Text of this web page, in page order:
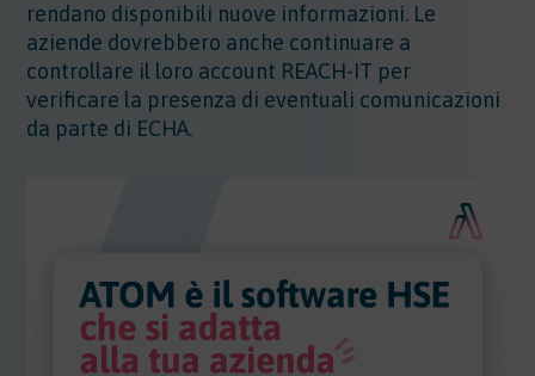
rendano disponibili nuove informazioni. Le
aziende dovrebbero anche continuare a
controllare il loro account REACH-IT per
verificare la presenza di eventuali comunicazioni
da parte di ECHA.